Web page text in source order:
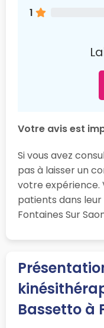
1
Votre avis est
Si vous avez
pas à laisser un
votre expérience.
patients dans
Fontaines Sur
Bassetto à